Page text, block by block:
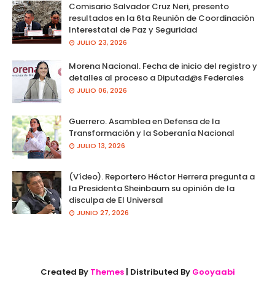
Comisario Salvador Cruz Neri, presento
resultados en la 6ta Reunión de Coordinación
Interestatal de Paz y Seguridad
JULIO 23, 2026
Morena Nacional. Fecha de inicio del registro y
detalles al proceso a Diputad@s Federales
JULIO 06, 2026
Guerrero. Asamblea en Defensa de la
Transformación y la Soberanía Nacional
JULIO 13, 2026
(Vídeo). Reportero Héctor Herrera pregunta a
la Presidenta Sheinbaum su opinión de la
disculpa de El Universal
JUNIO 27, 2026
Created By Themes| Distributed By Gooyaabi